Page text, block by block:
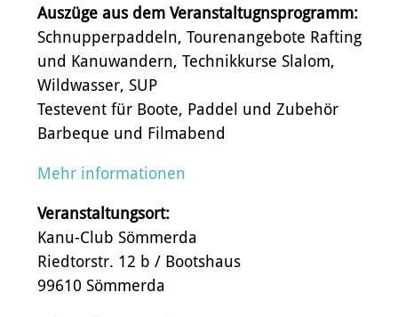
WILDWASSER DOPPELPADDEL
Gerader Schaft
Auszüge aus dem Veranstaltugnsprogramm:
Schnupperpaddeln, Tourenangebote Rafting
und Kanuwandern, Technikkurse Slalom,
Wildwasser, SUP
Testevent für Boote, Paddel und Zubehör
Barbeque und Filmabend
Mehr informationen
Veranstaltungsort:
Kanu-Club Sömmerda
Riedtorstr. 12 b / Bootshaus
99610 Sömmerda